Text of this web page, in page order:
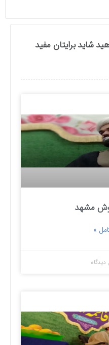
شاید برایتان مفید
مشهد
»